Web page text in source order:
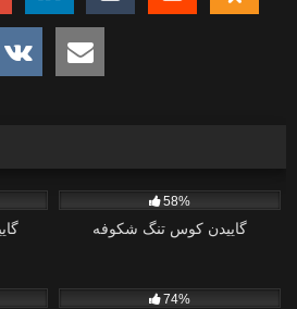
58%
گاییدن کوس تنگ شکوفه
74%